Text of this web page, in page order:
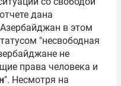
дана
в этом
"несвободная
не
права человека и
". Несмотря на